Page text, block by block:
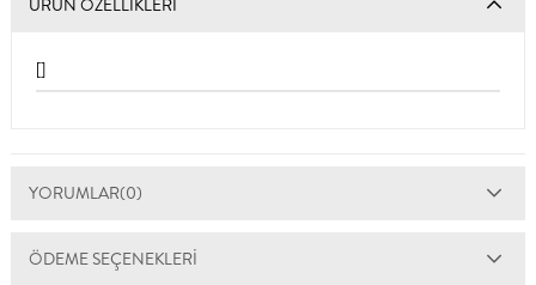
ÜRÜN ÖZELLIKLERI
[]
YORUMLAR(0)
ÖDEME SEÇENEKLERI